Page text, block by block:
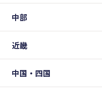
中部
近畿
中国・四国